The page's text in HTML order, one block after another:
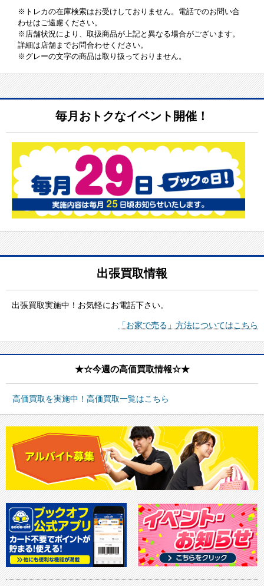
※トレカの在庫検索はお受けしておりません。電話でのお問い合
わせはご遠慮ください。
※店舗状況により、取扱商品が上記と異なる場合がございます。
詳細は店舗までお問合わせください。
※グレーの文字の商品は取り扱っておりません。
毎月おトクなイベント開催！
出張買取情報
出張買取実施中！お気軽にお電話下さい。
「お家で売る」方法についてはこちら
★☆今週の高価買取情報☆★
高価買取を実施中！高価買取一覧はこちら